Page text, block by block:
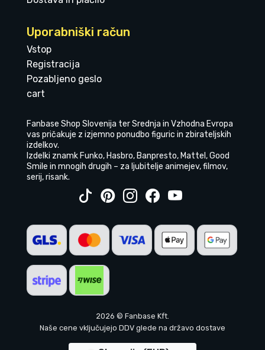
Uporabniški račun
Vstop
Registracija
Pozabljeno geslo
cart
Fanbase Shop Slovenija ter Srednja in Vzhodna Evropa
vas pričakuje z izjemno ponudbo figuric in zbirateljskih
izdelkov.
Izdelki znamk Funko, Hasbro, Banpresto, Mattel, Good
Smile in mnogih drugih – za ljubitelje animejev, filmov,
serij, risank.
2026 © Fanbase Kft.
Naše cene vključujejo DDV glede na državo dostave